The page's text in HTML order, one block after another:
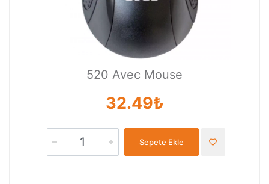
520 Avec Mouse
32.49₺
Sepete Ekle